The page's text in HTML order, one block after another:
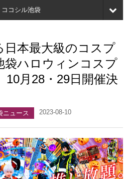
ココシル池袋
日本最大級のコスプ
袋ハロウィンコスプ
10月28・29日開催決
ニュース 2023-08-10